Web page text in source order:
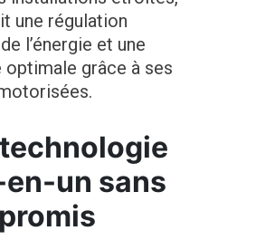
une régulation
l’énergie et une
optimale grâce à ses
un sans